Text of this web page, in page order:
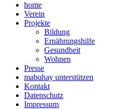
home
Verein
Projekte
Bildung
Ernährungshilfe
Gesundheit
Wohnen
Presse
mabuhay unterstützen
Kontakt
Datenschutz
Impressum